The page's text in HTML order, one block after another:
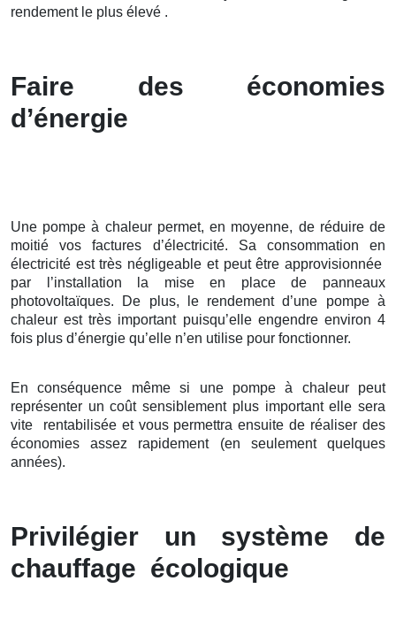
rendement le plus élevé .
Faire des économies
d’énergie
Une pompe à chaleur permet, en moyenne, de réduire de
moitié vos factures d’électricité. Sa consommation en
électricité est très négligeable et peut être approvisionnée
par l’installation la mise en place de panneaux
photovoltaïques. De plus, le rendement d’une pompe à
chaleur est très important puisqu’elle engendre environ 4
fois plus d’énergie qu’elle n’en utilise pour fonctionner.
En conséquence même si une pompe à chaleur peut
représenter un coût sensiblement plus important elle sera
vite rentabilisée et vous permettra ensuite de réaliser des
économies assez rapidement (en seulement quelques
années).
Privilégier un système de
chauffage écologique